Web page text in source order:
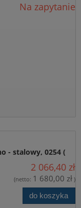
Na zapytanie
- stalowy, 0254 (
2 066,40 zł
(netto: 1 680,00 zł )
do koszyka